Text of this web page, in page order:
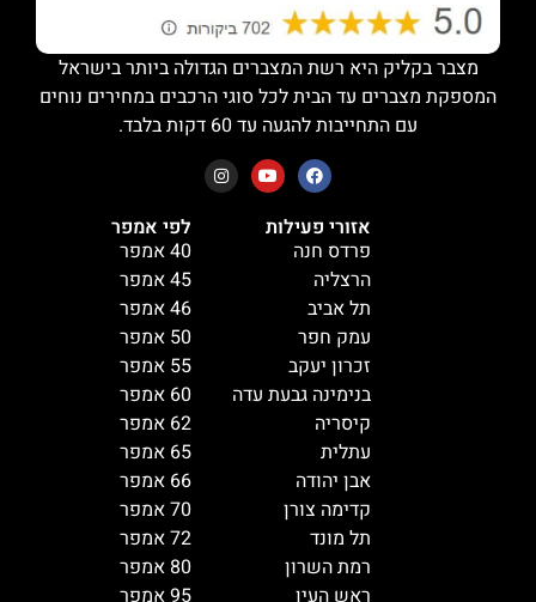
לפי אמפר
40 אמפר
45 אמפר
46 אמפר
50 אמפר
55 אמפר
60 אמפר
62 אמפר
65 אמפר
66 אמפר
70 אמפר
72 אמפר
80 אמפר
95 אמפר
אזורי פעילות
פרדס חנה
הרצליה
תל אביב
עמק חפר
זכרון יעקב
בנימינה גבעת עדה
קיסריה
עתלית
אבן יהודה
קדימה צורן
תל מונד
רמת השרון
ראש העין
מצבר בקליק היא רשת המצברים הגדולה ביותר בישראל
המספקת מצברים עד הבית לכל סוגי הרכבים במחירים נוחים
עם התחייבות להגעה עד 60 דקות בלבד.